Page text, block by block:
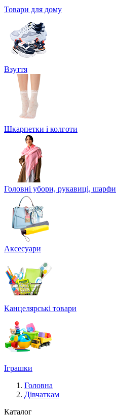
Товари для дому
Взуття
Шкарпетки і колготи
Головні убори, рукавиці, шарфи
Аксесуари
Канцелярські товари
Іграшки
Головна
Дівчаткам
Каталог